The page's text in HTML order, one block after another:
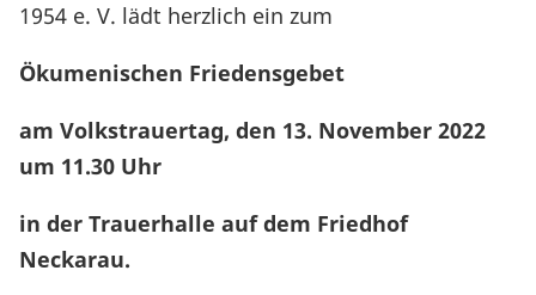
1954 e. V. lädt herzlich ein zum
Ökumenischen Friedensgebet
am Volkstrauertag, den 13. November 2022
um 11.30 Uhr
in der Trauerhalle auf dem Friedhof
Neckarau.